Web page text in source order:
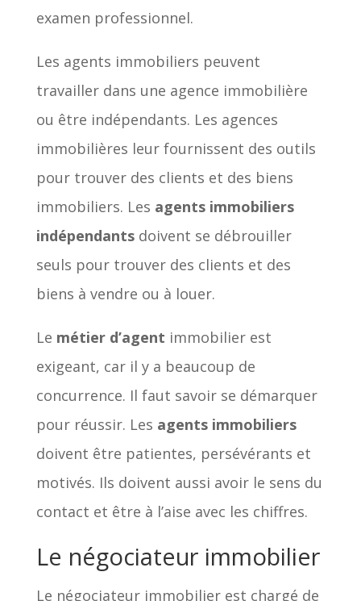
examen professionnel.
Les agents immobiliers peuvent
travailler dans une agence immobilière
ou être indépendants. Les agences
immobilières leur fournissent des outils
pour trouver des clients et des biens
immobiliers. Les agents immobiliers
indépendantsdoivent se débrouiller
seuls pour trouver des clients et des
biens à vendre ou à louer.
Le métier d’agent immobilier est
exigeant, car il y a beaucoup de
concurrence. Il faut savoir se démarquer
pour réussir. Les agents immobiliers
doivent être patientes, persévérants et
motivés. Ils doivent aussi avoir le sens du
contact et être à l’aise avec les chiffres.
Le négociateur immobilier
Le négociateur immobilier est chargé de